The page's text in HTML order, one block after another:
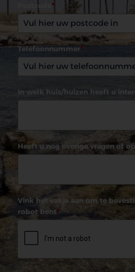
Postcode *
Telefoonnummer*
In welk huis/huizen heeft u
Heeft u nog overige vragen of
Vink het vakje aan om te
robot bent*